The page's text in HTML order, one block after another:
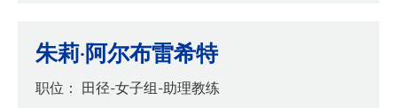
朱莉·阿尔布雷希特
职位： 田径-女子组-助理教练